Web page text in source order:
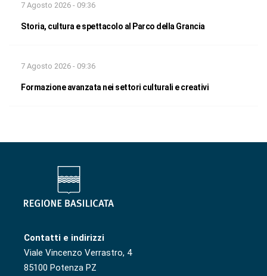
7 Agosto 2026 - 09:36
Storia, cultura e spettacolo al Parco della Grancia
7 Agosto 2026 - 09:36
Formazione avanzata nei settori culturali e creativi
Contatti e indirizzi
Viale Vincenzo Verrastro, 4
85100 Potenza PZ